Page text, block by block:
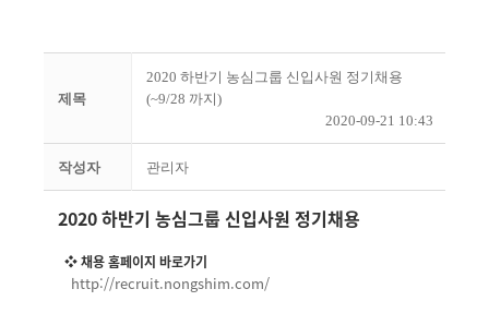
제목
2020 하반기 농심그룹 신입사원 정기채용
(~9/28 까지)
2020-09-21 10:43
작성자 관리자
2020 하반기 농심그룹 신입사원 정기채용
❖ 채용 홈페이지 바로가기
http://recruit.nongshim.com/